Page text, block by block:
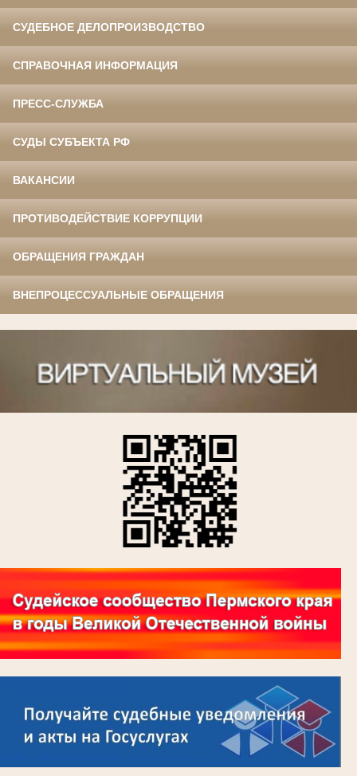
СУДЕБНОЕ ДЕЛОПРОИЗВОДСТВО
СПРАВОЧНАЯ ИНФОРМАЦИЯ
ПРЕСС-СЛУЖБА
СУДЫ СУБЪЕКТА РФ
ВАКАНСИИ
ПРОТИВОДЕЙСТВИЕ КОРРУПЦИИ
ОБРАЩЕНИЯ ГРАЖДАН
ВНЕПРОЦЕССУАЛЬНЫЕ ОБРАЩЕНИЯ